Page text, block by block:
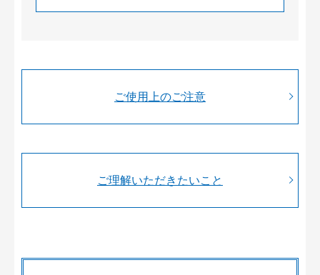
ご使用上のご注意
ご理解いただきたいこと